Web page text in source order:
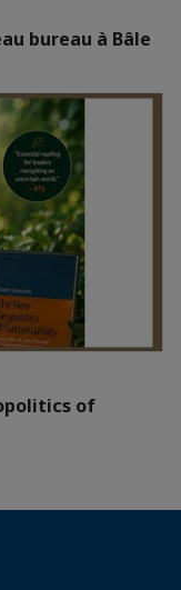
bureau à Bâle
of